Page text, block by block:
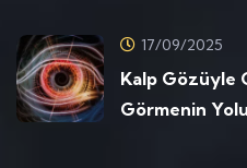
17/09/2025
Kalp Gözüyle
Görmenin Yolu